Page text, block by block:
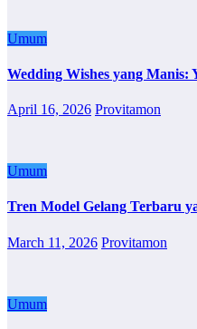
Umum
Wedding Wishes yang Manis:
April 16, 2026 Provitamon
Umum
Tren Model Gelang Terbaru
March 11, 2026 Provitamon
Umum